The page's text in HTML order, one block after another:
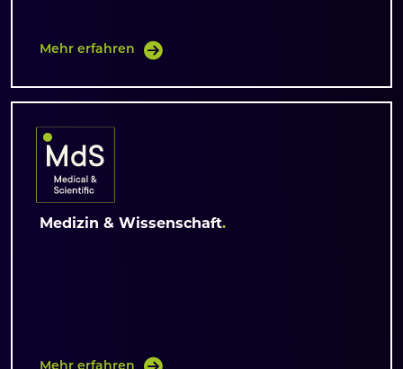
Mehr erfahren
Medizin & Wissenschaft